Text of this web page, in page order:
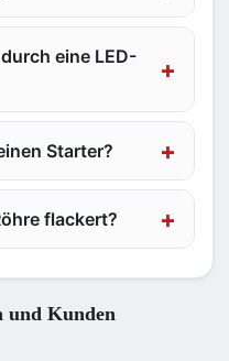
eine LED-
Starter?
flackert?
und Kunden